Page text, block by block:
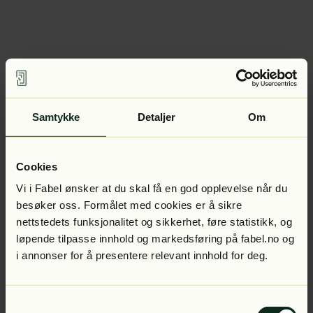
Samtykke Detaljer Om
Cookies
Vi i Fabel ønsker at du skal få en god opplevelse når du
besøker oss. Formålet med cookies er å sikre
nettstedets funksjonalitet og sikkerhet, føre statistikk, og
løpende tilpasse innhold og markedsføring på fabel.no og
i annonser for å presentere relevant innhold for deg.